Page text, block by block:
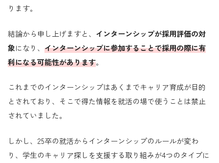
ります。
結論から申し上げますと、 インターンシップが採用評価の対
象になり、 インターンシップに参加することで採用の際に有
利になる可能性があります。
これまでのインターンシップはあくまでキャリア育成が目的
とされており、そこで得た情報を就活の場で使うことは禁止
されていました。
しかし、25卒の就活からインターンシップのルールが変わ
り、学生のキャリア探しを支援する取り組みが4つのタイプに